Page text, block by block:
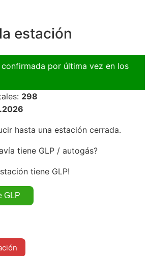
estación
por última vez en los
298
hasta una estación cerrada.
tiene GLP / autogás?
tiene GLP!